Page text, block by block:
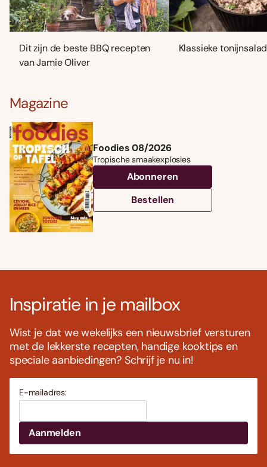
Dit zijn de beste BBQ recepten
van Jamie Oliver
Klassieke
Magazine
Foodies 08/2026
Tropische smaakexplosies
Abonneren
Bestellen
Inspiratie in je mailbox
Wist je dat we wekelijks een nieuwsbrief versturen
met de lekkerste recepten, handige kooktips en
speciale aanbiedingen? Schrijf je nu in!
E-mailadres: